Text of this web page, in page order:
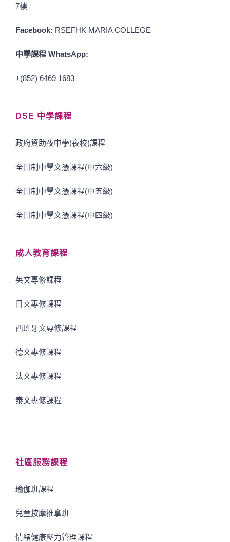
7樓
Facebook: RSEFHK MARIA COLLEGE
中學課程 WhatsApp:
+(852) 6469 1683
DSE 中學課程
政府資助夜中學(夜校)課程
全日制中學文憑課程(中六級)
全日制中學文憑課程(中五級)
全日制中學文憑課程(中四級)
成人教育課程
英文專修課程
日文專修課程
西班牙文專修課程
德文專修課程
法文專修課程
泰文專修課程
社區服務課程
瑜伽班課程
兒童按摩推拿班
情緒健康壓力管理課程